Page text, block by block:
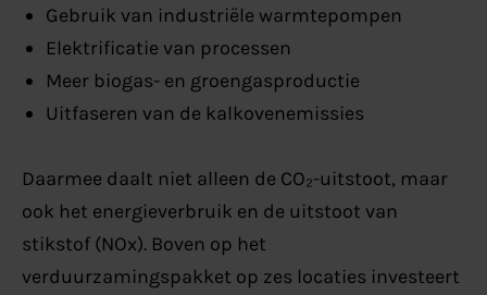
Gebruik van industriële warmtepompen
Elektrificatie van processen
Meer biogas- en groengasproductie
Uitfaseren van de kalkovenemissies
Daarmee daalt niet alleen de CO₂-uitstoot, maar
ook het energieverbruik en de uitstoot van
stikstof (NOx). Boven op het
verduurzamingspakket op zes locaties investeert